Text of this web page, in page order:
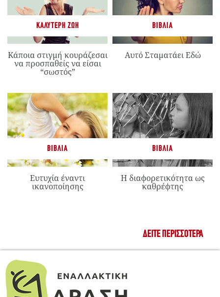
ΚΑΛΎΤΕΡΗ ΖΩΉ
Κάποια στιγμή κουράζεσαι
να προσπαθείς να είσαι
“σωστός”
ΒΙΒΛΊΑ
Αυτό Σταματάει Εδώ
ΒΙΒΛΊΑ
Ευτυχία έναντι
ικανοποίησης
ΒΙΒΛΊΑ
Η διαφορετικότητα ως
καθρέφτης
ΔΕΊΤΕ ΠΕΡΙΣΣΌΤΕΡΑ